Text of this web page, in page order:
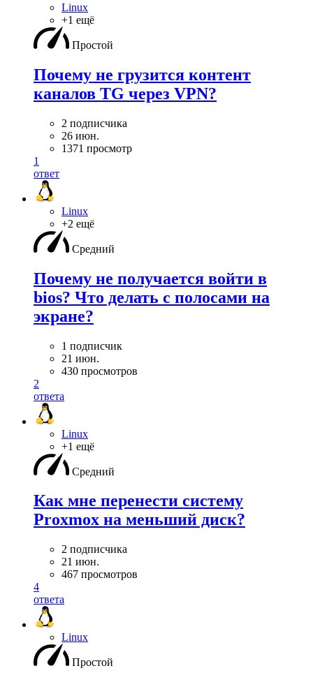
Linux
+1 ещё
Простой
Почему не грузится контент
каналов TG через VPN?
2 подписчика
26 июн.
1371 просмотр
1
ответ
Linux
+2 ещё
Средний
Почему не получается войти в
bios? Что делать с полосами на
экране?
1 подписчик
21 июн.
430 просмотров
2
ответа
Linux
+1 ещё
Средний
Как мне перенести систему
Proxmox на меньший диск?
2 подписчика
21 июн.
467 просмотров
4
ответа
Linux
Простой